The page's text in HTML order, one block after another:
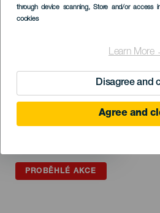
through device scanning, Store and/or access
cookies
Learn More
Disagree and
Agree and
PROBĚHLÉ AKCE